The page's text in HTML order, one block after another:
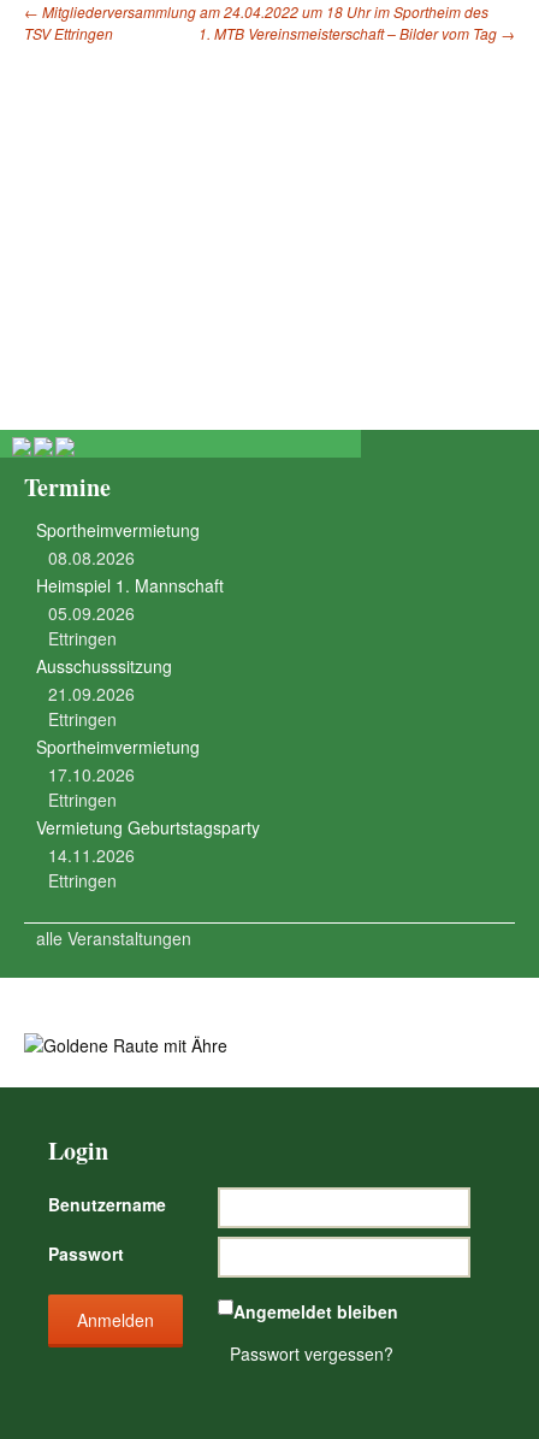
← Mitgliederversammlung am 24.04.2022 um 18 Uhr im Sportheim des
TSV Ettringen
1. MTB Vereinsmeisterschaft – Bilder vom Tag →
Termine
Sportheimvermietung
08.08.2026
Heimspiel 1. Mannschaft
05.09.2026
Ettringen
Ausschusssitzung
21.09.2026
Ettringen
Sportheimvermietung
17.10.2026
Ettringen
Vermietung Geburtstagsparty
14.11.2026
Ettringen
alle Veranstaltungen
Login
Benutzername
Passwort
Angemeldet bleiben
Passwort vergessen?